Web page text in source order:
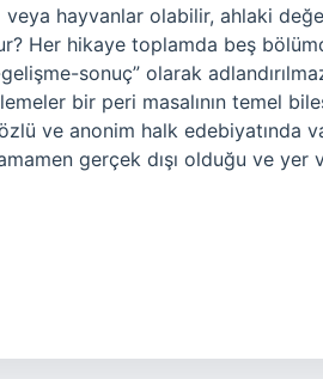
veya hayvanlar olabilir, ahlaki
Her hikaye toplamda beş
sonuç” olarak
bir peri masalının temel
ve anonim halk edebiyatında
gerçek dışı olduğu ve yer